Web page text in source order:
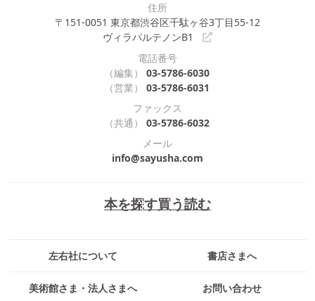
本を探す買う読む
左右社について 書店さまへ
美術館さま・法人さまへ お問い合わせ
住所
〒151-0051 東京都渋谷区千駄ヶ谷3丁目55-12
ヴィラパルテノンB1
電話番号
（編集）
03-5786-6030
（営業）
03-5786-6031
ファックス
（共通）
03-5786-6032
メール
info@sayusha.com